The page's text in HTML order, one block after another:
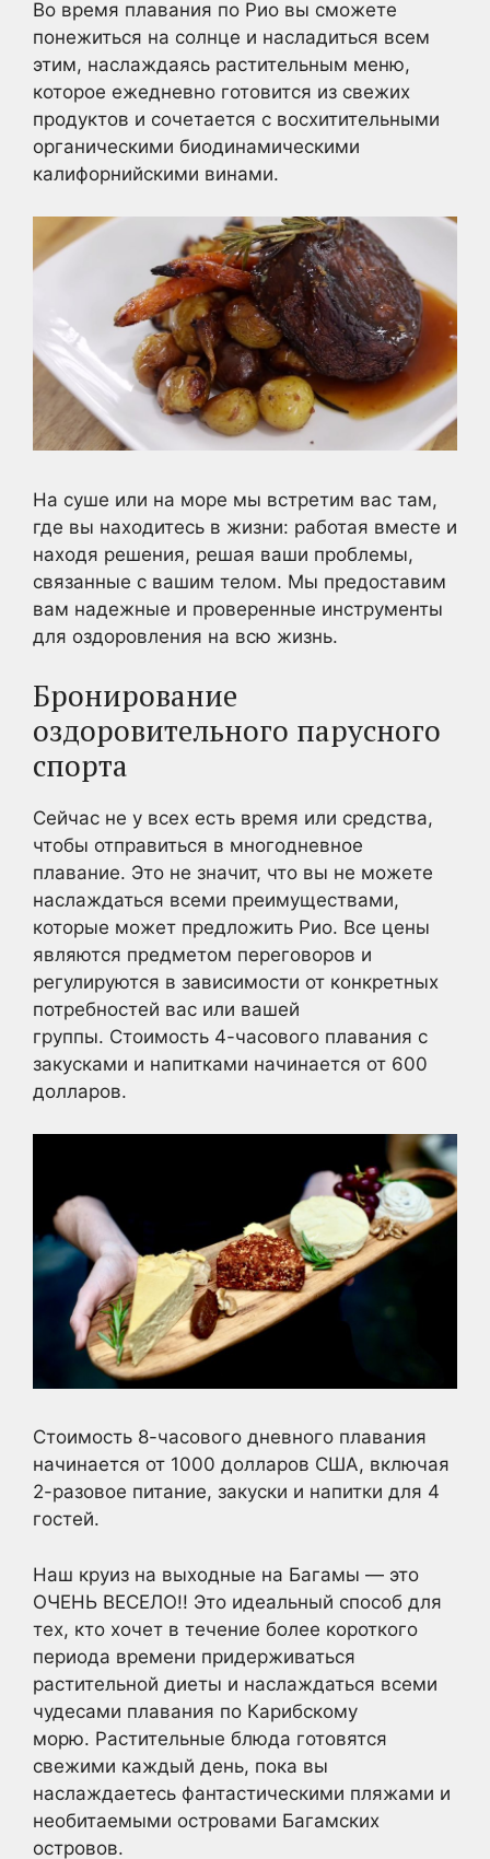
Во время плавания по Рио вы сможете
понежиться на солнце и насладиться всем
этим, наслаждаясь растительным меню,
которое ежедневно готовится из свежих
продуктов и сочетается с восхитительными
органическими биодинамическими
калифорнийскими винами.
На суше или на море мы встретим вас там,
где вы находитесь в жизни: работая вместе и
находя решения, решая ваши проблемы,
связанные с вашим телом. Мы предоставим
вам надежные и проверенные инструменты
для оздоровления на всю жизнь.
Бронирование
оздоровительного парусного
спорта
Сейчас не у всех есть время или средства,
чтобы отправиться в многодневное
плавание. Это не значит, что вы не можете
наслаждаться всеми преимуществами,
которые может предложить Рио. Все цены
являются предметом переговоров и
регулируются в зависимости от конкретных
потребностей вас или вашей
группы. Стоимость 4-часового плавания с
закусками и напитками начинается от 600
долларов.
Стоимость 8-часового дневного плавания
начинается от 1000 долларов США, включая
2-разовое питание, закуски и напитки для 4
гостей.
Наш круиз на выходные на Багамы — это
ОЧЕНЬ ВЕСЕЛО!! Это идеальный способ для
тех, кто хочет в течение более короткого
периода времени придерживаться
растительной диеты и наслаждаться всеми
чудесами плавания по Карибскому
морю. Растительные блюда готовятся
свежими каждый день, пока вы
наслаждаетесь фантастическими пляжами и
необитаемыми островами Багамских
островов.